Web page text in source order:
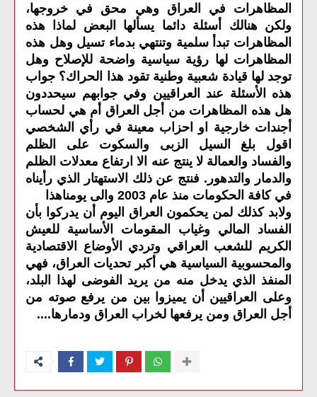
المظاهرات في العراق وهي محق في خروجها،
ولكن هنالك أسئلة دائما يسألها البعض لماذا هذه
المظاهرات تبدأ سلمية وتنتهي بدماء تسيل وهل هذه
المظاهرات لها رؤية سياسية واضحة للإصلاح وهل
توجد لها قيادة شعبية وطنية تقود هذا الحراك؟ جواب
هذه الأسئلة عند العراقيين وفي جوابهم سيحددون
هل هذه المظاهرات من أجل العراق أم هي لحساب
أجندات خارجية او احزاب معينة في رأي الشخصي
اقول بلغ السيل الزبى والسكوت على الظلم
والفساد والعمالة لا ينتج عنه الا ارتفاع معدلات الظلم
والدمار والتدهور. فنتج عن ذلك الاستهتار الذي رأيناه
في كافة الحكومات منذ عام 2003 والى يومنا
هذا
ولابد كذلك لمن يحكمون العراق اليوم أن يدركوا بأن
الفساد المالي وغياب المقومات الأساسية للعيش
الكريم للشعب العراقي وتردي الأوضاع الاقتصادية
والمحسوبية السياسية هي أكبر تحديات العراق، فهي
المنفذ الذي يدخل منه من يريد الفوضى لهذا البلد،
وعلى العراقيين أن يميزوا بين من يرفع صوته من
أجل العراق ومن يرفعها لخراب العراق ودمارها....